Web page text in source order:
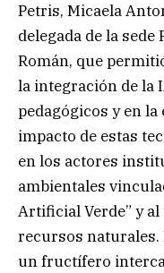
Petris, Micaela
delegada de la
Román, que
la integración de la
pedagógicos y en
impacto de estas
en los actores
ambientales
Artificial Verde” y
recursos
un fructífero